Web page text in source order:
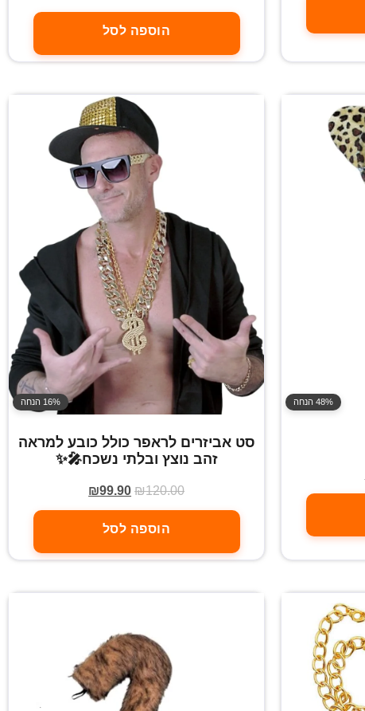
הוספה לסל
48% הנחה 16% הנחה
סט אביזרים לראפר כולל כובע למראה
זהב נוצץ ובלתי נשכח🎤✨
₪120.00
₪99.90
הוספה לסל